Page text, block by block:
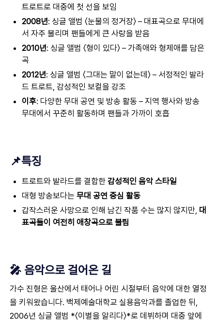
트로트로 대중에 첫 선을 보임
2008년: 싱글 앨범 〈눈물의 정거장〉 – 대표곡으로 무대에
서 자주 불리며 팬들에게 큰 사랑을 받음
2010년: 싱글 앨범 〈형이 있다〉 – 가족애와 형제애를 담은
곡
2012년: 싱글 앨범 〈그대는 말이 없는데〉 – 서정적인 발라
드 트로트, 감성적인 보컬을 강조
이후: 다양한 무대 공연 및 방송 활동 – 지역 행사와 방송
무대에서 꾸준히 활동하며 팬들과 가까이 호흡
📌특징
트로트와 발라드를 결합한 감성적인 음악 스타일
대형 방송보다는 무대 공연 중심 활동
갑작스러운 사망으로 인해 남긴 작품 수는 많지 않지만, 대
표곡들이 여전히 애창곡으로 불림
🎤 음악으로 걸어온 길
가수 진형은 울산에서 태어나 어린 시절부터 음악에 대한 열정
을 키워왔습니다. 백제예술대학교 실용음악과를 졸업한 뒤,
2006년 싱글 앨범 *〈이별을 알리다〉*로 데뷔하며 대중 앞에